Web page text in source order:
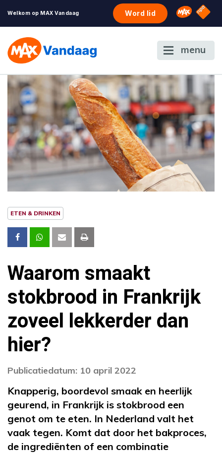
Welkom op MAX Vandaag Word lid Omroep
NPO
menu
ETEN & DRINKEN
Waarom smaakt
stokbrood in Frankrijk
zoveel lekkerder dan
hier?
Publicatiedatum: 10 april 2022
Knapperig, boordevol smaak en heerlijk
geurend, in Frankrijk is stokbrood een
genot om te eten. In Nederland valt het
vaak tegen. Komt dat door het bakproces,
de ingrediënten of een combinatie